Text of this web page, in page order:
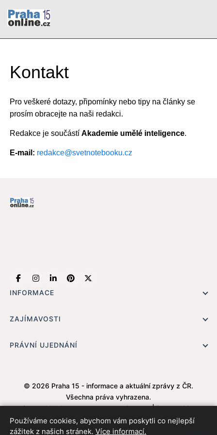
Kontakt
Pro veškeré dotazy, připomínky nebo tipy na články se
prosím obracejte na naši redakci.
Redakce je součástí Akademie umělé inteligence.
E-mail: redakce@svetnotebooku.cz
INFORMACE
Kontakt
ZAJÍMAVOSTI
PRÁVNÍ UJEDNÁNÍ
© 2026 Praha 15 - informace a aktuální zprávy z ČR.
Všechna práva vyhrazena.
Created byRoman Kunert and his team| Powered by
PublicMC| Supported byAkademie AI&MediaMC| © 2005
- 2026
Používáme cookies, abychom vám poskytli co nejlepší
zážitek z našich stránek. Více informací.